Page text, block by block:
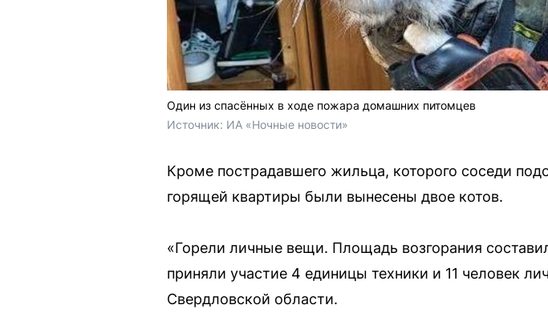
Один из спасённых в ходе пожара домашних питомцев
Источник: ИА «Ночные новости»
Кроме пострадавшего жильца, которого соседи
горящей квартиры были вынесены двое котов.
«Горели личные вещи. Площадь возгорания
приняли участие 4 единицы техники и 11 человек
Свердловской области.